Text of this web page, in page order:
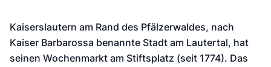
Kaiserslautern am Rand des Pfälzerwaldes, nach
Kaiser Barbarossa benannte Stadt am Lautertal, hat
seinen Wochenmarkt am Stiftsplatz (seit 1774). Das